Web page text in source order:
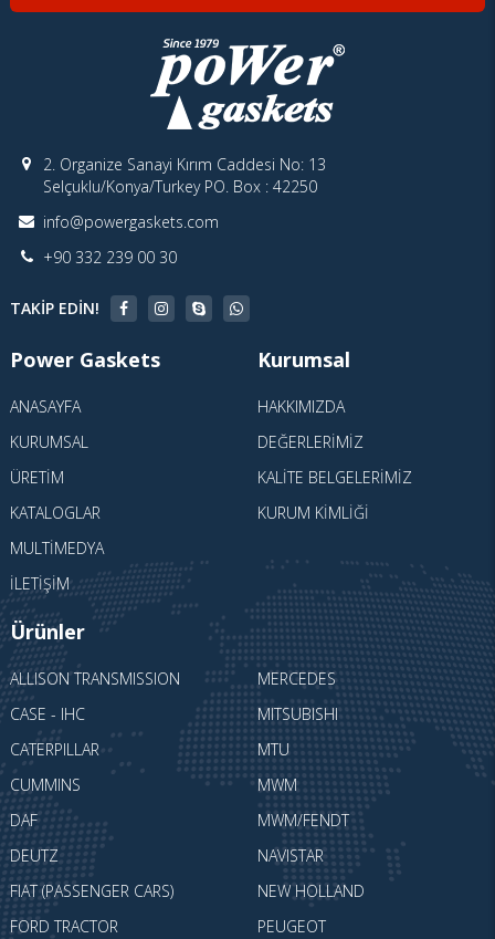
2. Organize Sanayi Kırım Caddesi No: 13
Selçuklu/Konya/Turkey PO. Box : 42250
info@powergaskets.com
+90 332 239 00 30
TAKIP EDIN!
Power Gaskets
ANASAYFA
KURUMSAL
ÜRETIM
KATALOGLAR
MULTIMEDYA
İLETIŞIM
Kurumsal
HAKKIMIZDA
DEĞERLERIMIZ
KALITE BELGELERIMIZ
KURUM KIMLIĞI
Ürünler
ALLISON TRANSMISSION
CASE - IHC
CATERPILLAR
CUMMINS
DAF
DEUTZ
FIAT (PASSENGER CARS)
FORD TRACTOR
MERCEDES
MITSUBISHI
MTU
MWM
MWM/FENDT
NAVISTAR
NEW HOLLAND
PEUGEOT